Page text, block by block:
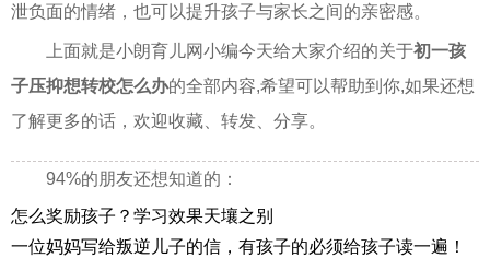
泄负面的情绪，也可以提升孩子与家长之间的亲密感。
上面就是小朗育儿网小编今天给大家介绍的关于初一孩
子压抑想转校怎么办的全部内容,希望可以帮助到你,如果还想
了解更多的话，欢迎收藏、转发、分享。
94%的朋友还想知道的：
怎么奖励孩子？学习效果天壤之别
一位妈妈写给叛逆儿子的信，有孩子的必须给孩子读一遍！